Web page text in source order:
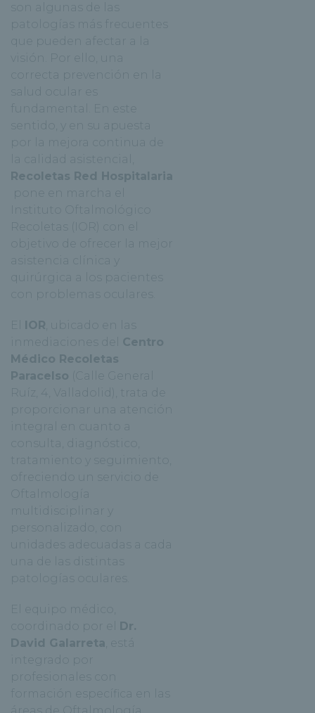
son algunas de las
patologías más frecuentes
que pueden afectar a la
visión. Por ello, una
correcta prevención en la
salud ocular es
fundamental. En este
sentido, y en su apuesta
por la mejora continua de
la calidad asistencial,
Recoletas Red Hospitalaria
pone en marcha el
Instituto Oftalmológico
Recoletas (IOR) con el
objetivo de ofrecer la mejor
asistencia clínica y
quirúrgica a los pacientes
con problemas oculares.
IOR , ubicado en las
inmediaciones del
Centro
Médico Recoletas
Paracelso (Calle General
Ruíz, 4, Valladolid), trata de
proporcionar una atención
integral en cuanto a
consulta, diagnóstico,
tratamiento y seguimiento,
ofreciendo un servicio de
Oftalmología
multidisciplinar y
personalizado, con
unidades adecuadas a cada
una de las distintas
patologías oculares.
El equipo médico,
coordinado por el
Dr.
David Galarreta , está
integrado por
profesionales con
formación específica en las